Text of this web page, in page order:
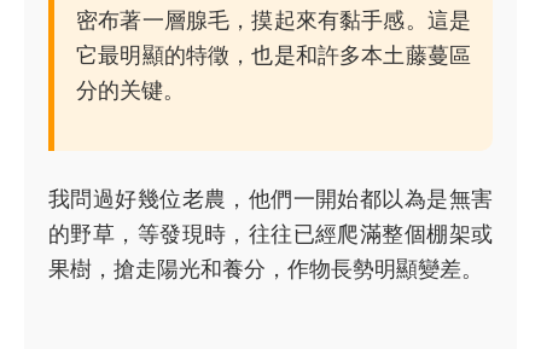
密布著一層腺毛，摸起來有黏手感。這是
它最明顯的特徵，也是和許多本土藤蔓區
分的关键。
我問過好幾位老農，他們一開始都以為是無害
的野草，等發現時，往往已經爬滿整個棚架或
果樹，搶走陽光和養分，作物長勢明顯變差。